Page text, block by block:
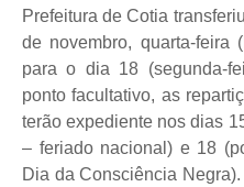
Prefeitura de Cotia
de novembro, quarta-feira
para o dia 18 (segunda-
ponto facultativo, as
terão expediente nos dias
– feriado nacional) e 18
Dia da Consciência